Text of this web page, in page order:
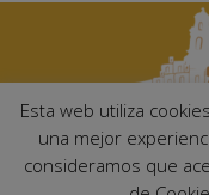
Ayuntamiento de
Esta web utiliza
una mejor
consideramos que